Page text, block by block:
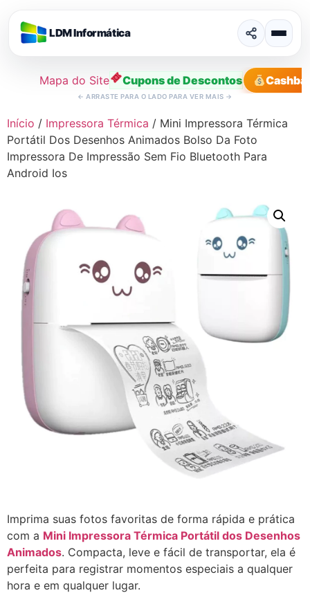
LDM Informática
Mapa do Site Cupons de Descontos
← ARRASTE PARA O LADO PARA VER MAIS →
Início / Impressora Térmica / Mini Impressora Térmica
Portátil Dos Desenhos Animados Bolso Da Foto
Impressora De Impressão Sem Fio Bluetooth Para
Android Ios
Imprima suas fotos favoritas de forma rápida e prática
com a Mini Impressora Térmica Portátil dos Desenhos
Animados. Compacta, leve e fácil de transportar, ela é
perfeita para registrar momentos especiais a qualquer
hora e em qualquer lugar.